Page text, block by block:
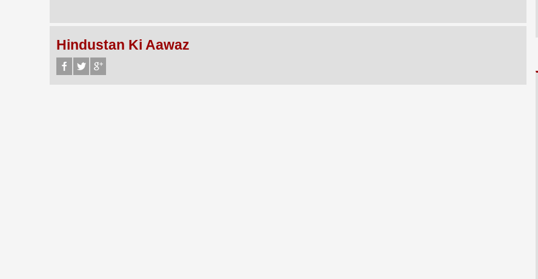
Hindustan Ki Aawaz